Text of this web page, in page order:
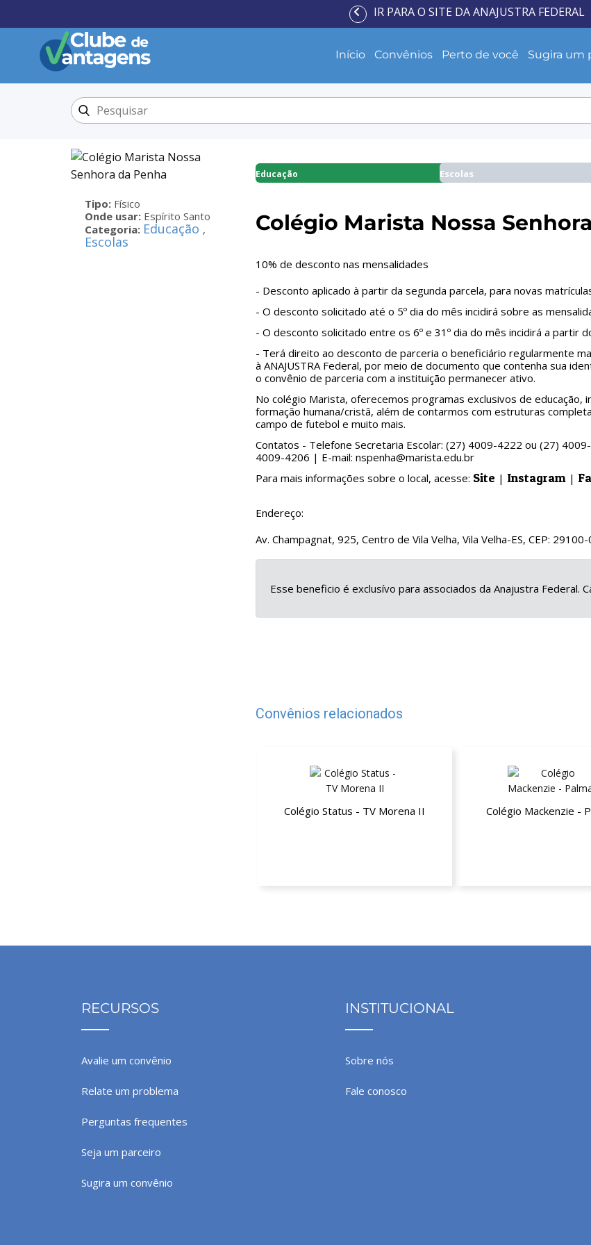
IR PARA O SITE DA ANAJUSTRA FEDERAL
Início Convênios Perto de você Sugira um
Tipo: Físico
Onde usar: Espírito Santo
Categoria: Educação ,
Escolas
Educação Escolas
Colégio Marista Nossa
10% de desconto nas mensalidades
- Desconto aplicado à partir da segunda parcela, para novas
- O desconto solicitado até o 5º dia do mês incidirá sobre as
- O desconto solicitado entre os 6º e 31º dia do mês incidirá a partir
- Terá direito ao desconto de parceria o beneficiário regularmente
à ANAJUSTRA Federal, por meio de documento que contenha sua
o convênio de parceria com a instituição permanecer ativo.
No colégio Marista, oferecemos programas exclusivos de educação,
formação humana/cristã, além de contarmos com estruturas
campo de futebol e muito mais.
Contatos - Telefone Secretaria Escolar: (27) 4009-4222 ou (27)
4009-4206 | E-mail: nspenha@marista.edu.br
Para mais informações sobre o local, acesse: Site | Instagram |
Endereço:
Av. Champagnat, 925, Centro de Vila Velha, Vila Velha-ES, CEP: 29100-
Esse beneficio é exclusívo para associados da Anajustra Federal.
Convênios relacionados
Colégio Status - TV Morena II
Colégio Mackenzie -
RECURSOS
Avalie um convênio
Relate um problema
Perguntas frequentes
Seja um parceiro
Sugira um convênio
INSTITUCIONAL
Sobre nós
Fale conosco